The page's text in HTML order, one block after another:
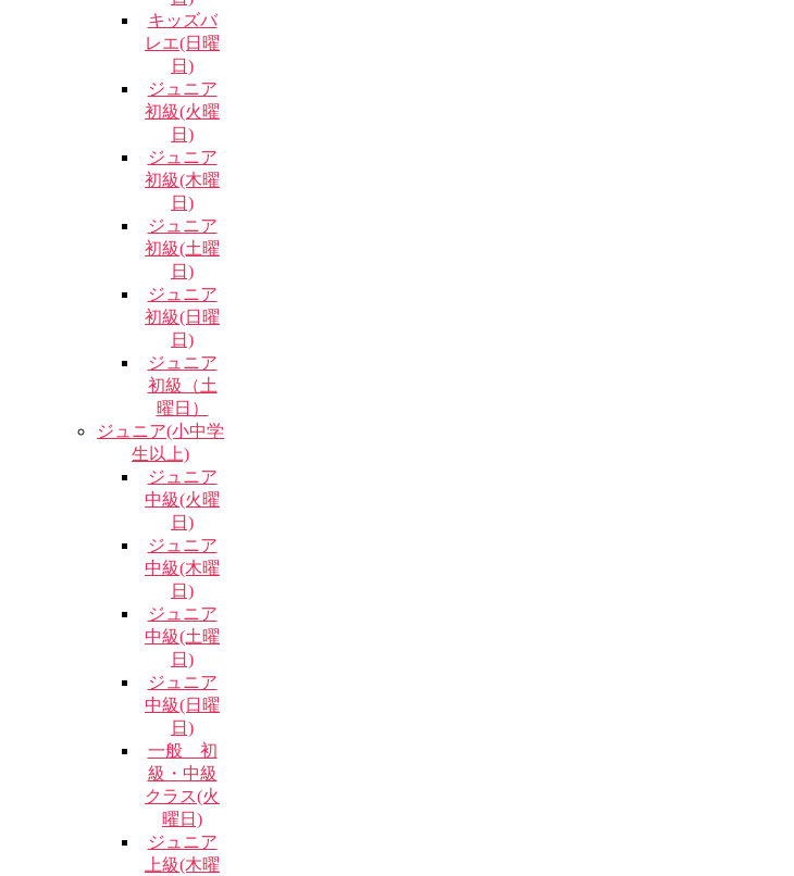
キッズバ
レエ(日曜
日)
ジュニア
初級(火曜
日)
ジュニア
初級(木曜
日)
ジュニア
初級(土曜
日)
ジュニア
初級(日曜
日)
ジュニア
初級（土
曜日）
ジュニア(小中学
生以上)
ジュニア
中級(火曜
日)
ジュニア
中級(木曜
日)
ジュニア
中級(土曜
日)
ジュニア
中級(日曜
日)
一般 初
級・中級
クラス(火
曜日)
ジュニア
上級(木曜